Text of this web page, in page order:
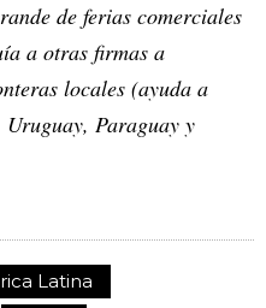
de ferias comerciales
a otras firmas a
locales (ayuda a
Uruguay, Paraguay y
Latina